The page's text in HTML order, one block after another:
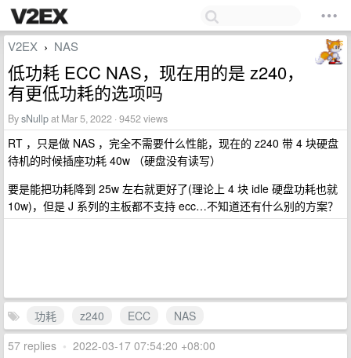
V2EX › NAS
低功耗 ECC NAS，现在用的是 z240，
有更低功耗的选项吗
BysNullpat Mar 5, 2022 · 9452 views
RT ，只是做 NAS ，完全不需要什么性能，现在的 z240 带 4 块硬盘
待机的时候插座功耗 40w （硬盘没有读写）
要是能把功耗降到 25w 左右就更好了(理论上 4 块 idle 硬盘功耗也就
10w)，但是 J 系列的主板都不支持 ecc…不知道还有什么别的方案？
功耗 z240 ECC
NAS
57 replies • 2022-03-17 07:54:20 +08:00